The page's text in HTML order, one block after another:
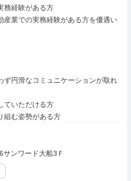
務経験がある方
産業での実務経験がある方を優遇い
ず円滑なコミュニケーションが取れ
ていただける方
組む姿勢がある方
ンワード大船3Ｆ